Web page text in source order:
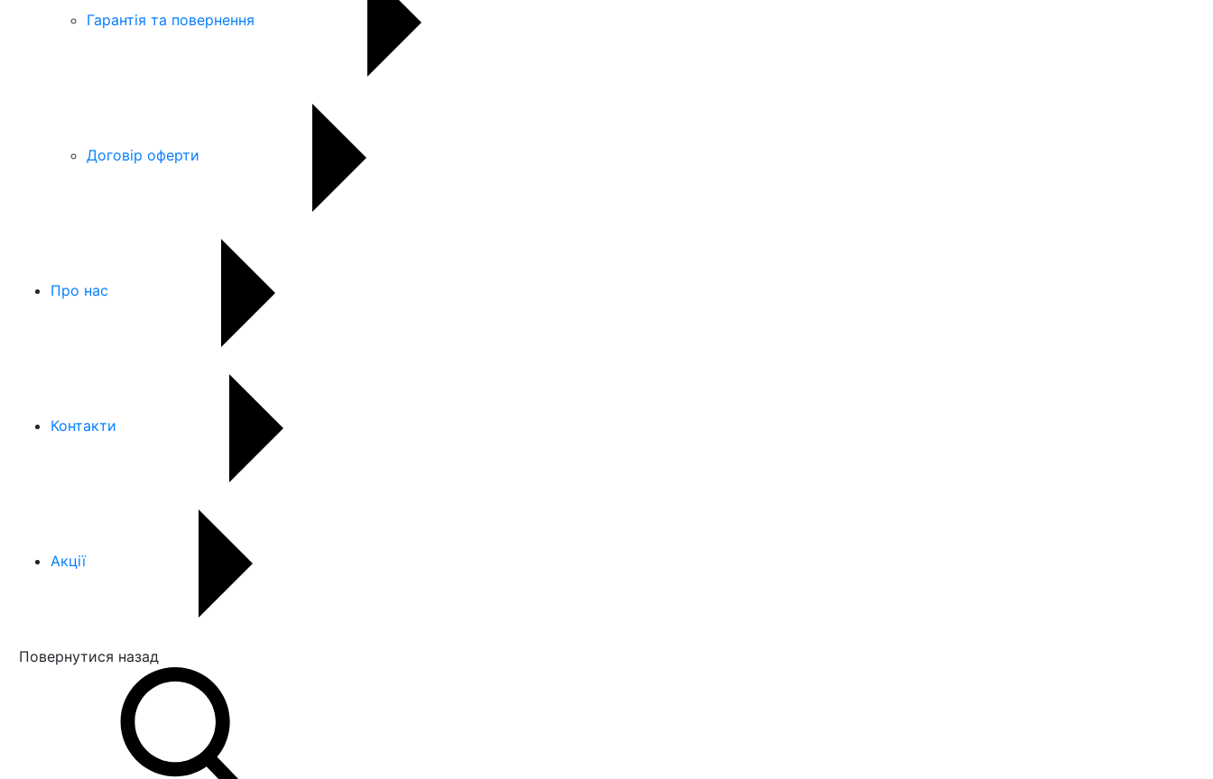
Гарантія та повернення
Договір оферти
Про нас
Контакти
Акції
Повернутися назад